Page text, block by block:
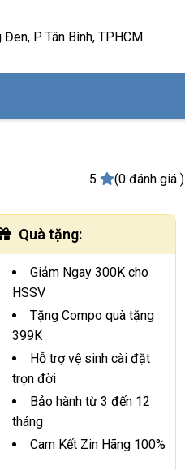
P. Tân Bình, TP.HCM
5 (0 đánh giá )
Quà tặng:
Giảm Ngay 300K cho
HSSV
Tặng Compo quà tặng
399K
Hỗ trợ vệ sinh cài đặt
trọn đời
Bảo hành từ 3 đến 12
tháng
Cam Kết Zin Hãng 100%